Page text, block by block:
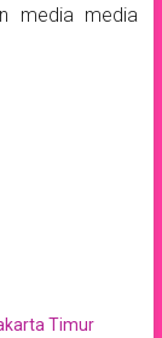
media media
Timur